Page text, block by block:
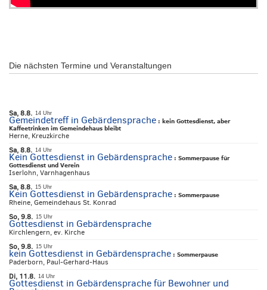
Die nächsten Termine und Veranstaltungen
Sa, 8.8. 14 Uhr
Gemeindetreff in Gebärdensprache : kein Gottesdienst, aber
Kaffeetrinken im Gemeindehaus bleibt
Herne, Kreuzkirche
Sa, 8.8. 14 Uhr
Kein Gottesdienst in Gebärdensprache : Sommerpause für
Gottesdienst und Verein
Iserlohn, Varnhagenhaus
Sa, 8.8. 15 Uhr
Kein Gottesdienst in Gebärdensprache : Sommerpause
Rheine, Gemeindehaus St. Konrad
So, 9.8. 15 Uhr
Gottesdienst in Gebärdensprache
Kirchlengern, ev. Kirche
So, 9.8. 15 Uhr
kein Gottesdienst in Gebärdensprache : Sommerpause
Paderborn, Paul-Gerhard-Haus
Di, 11.8. 14 Uhr
Gottesdienst in Gebärdensprache für Bewohner und